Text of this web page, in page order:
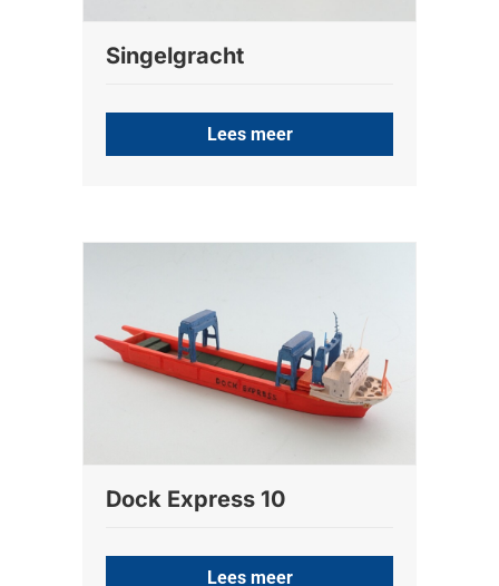
Singelgracht
Lees meer
Dock Express 10
Lees meer